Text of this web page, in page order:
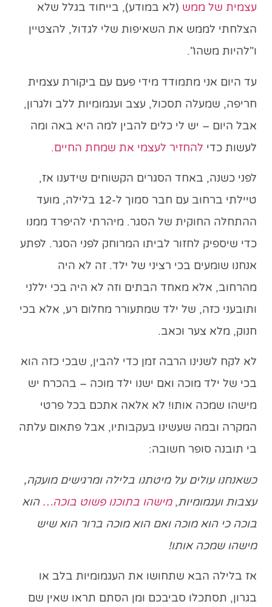
עצמית של ממש (לא במודע), בייחוד בגלל שלא
הצלחתי לממש את השאיפות שלי לגדול, להצטיין
ו"להיות משהו".
עד היום אני מתמודד מידי פעם עם ביקורת עצמית
חריפה, שמעלה תסכול, עצב ועגמומיות ללב ולגרון,
אבל היום – יש לי כלים להבין למה היא באה ומה
לעשות כדי להחזיר לעצמי את שמחת החיים.
לפני כשנה, באחד הסגרים הקשוחים שידענו אז,
טיילתי ברחוב עם חבר סמוך ל-12 בלילה, מועד
ההתחלה החוקית של הסגר. מיהרתי להיפרד ממנו
כדי שיספיק לחזור לביתו המרוחק לפני הסגר. לפתע
אנחנו שומעים בכי רציני של ילד. זה לא היה
מהרחוב, אלא מאחד הבתים וזה לא היה בכי יללני
ותובעני כזה, של ילד שמתעורר מחלום רע, אלא בכי
חנוק, מלא צער וכאב.
לא לקח לשנינו הרבה זמן כדי להבין, שבכי כזה הוא
בכי של ילד מוכה ואם ישנו ילד מוכה – בהכרח יש
מישהו שמכה אותו! לא אלאה אתכם בכל פרטי
המקרה ובמה שעשינו בעקבותיו, אבל פתאום עלתה
בי תובנה סופר חשובה:
כשאנחנו עולים על מיטתנו בלילה ומרגישים מועקה,
עצבות ועגמומיות,מישהו בתוכנו פשוט בוכה… הוא
בוכה כי הוא מוכה ואם הוא מוכה ברור הוא שיש
מישהו שמכה אותו!
אז בלילה הבא שתחושו את העגמומיות בלב או
בגרון, תסתכלו סביבכם ומן הסתם תראו שאין שם